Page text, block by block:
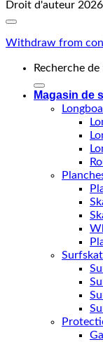
Droit d'auteur
Withdraw from
Recherche de
Magasin de